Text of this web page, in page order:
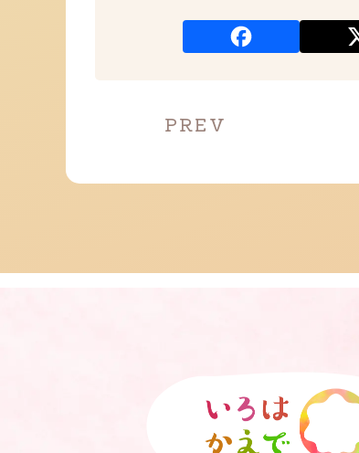
ゲ
PREV